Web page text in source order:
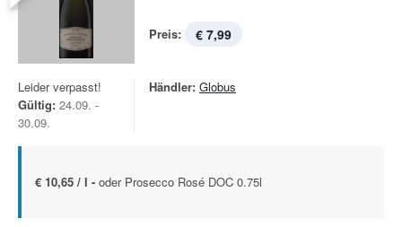
Preis: € 7,99
Leider verpasst!
Gültig: 24.09. -
30.09.
Händler: Globus
€ 10,65 / l - oder Prosecco Rosé DOC 0.75l